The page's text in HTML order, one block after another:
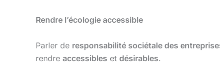
Rendre l’écologie accessible
Parler de responsabilité sociétale des
rendre accessibles et désirables.